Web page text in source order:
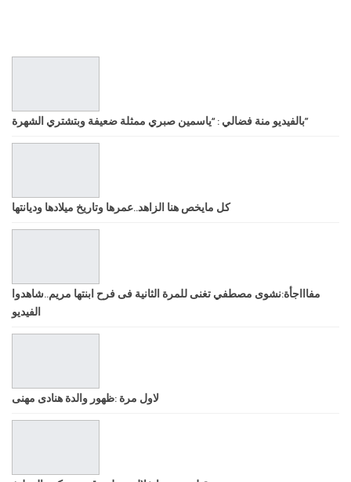
بالفيديو منة فضالي : “ياسمين صبري ممثلة ضعيفة وبتشتري الشهرة”
كل مايخص هنا الزاهد..عمرها وتاريخ ميلادها وديانتها
مفاااجأة:نشوى مصطفي تغنى للمرة الثانية فى فرح ابنتها مريم..شاهدوا
الفيديو
لاول مرة :ظهور والدة هنادى مهنى